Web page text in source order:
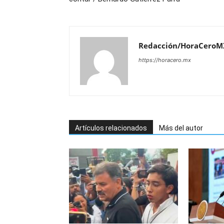
Redacción/
https://horacero.mx
Artículos relacionados Más del autor